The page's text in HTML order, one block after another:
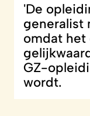
'De
generalist
omdat het
GZ-
wordt.